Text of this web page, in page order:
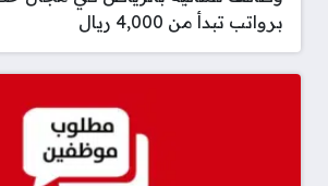
برواتب تبدأ من 4,000 ريال